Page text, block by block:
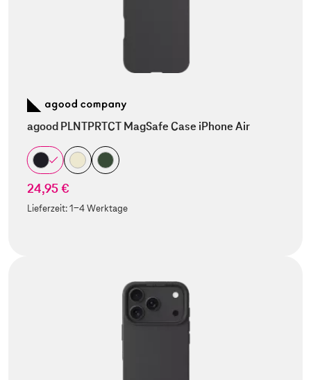
agood PLNTPRTCT MagSafe Case iPhone Air
24,95 €
Lieferzeit:1-4 Werktage